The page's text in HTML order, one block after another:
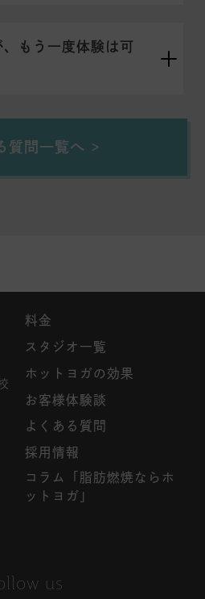
もう一度体験は可
質問一覧へ
us
料金
スタジオ一覧
ホットヨガの効果
お客様体験談
よくある質問
採用情報
コラム「脂肪燃焼ならホ
ットヨガ」